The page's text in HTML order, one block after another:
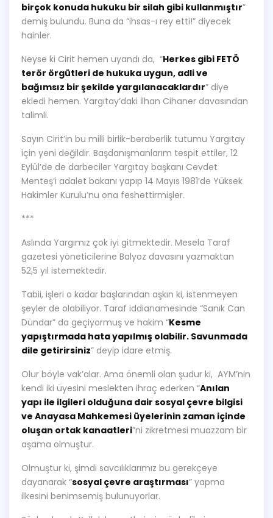
birçok konuda hukuku bir silah gibi kullanmıştır”
demiş bulundu. Buna da “ihsas-ı rey etti!” diyecek
hainler.
Neyse ki Cirit hemen uyandı da, “Herkes gibi FETÖ
terör örgütleri de hukuka uygun, adli ve
bağımsız bir şekilde yargılanacaklardır” diye
ekledi hemen. Yargıtay’daki İlhan Cihaner davasından
talimli.
Sayın Cirit’in bu milli birlik-beraberlik tutumu Yargıtay
için yeni değildir. Başdanışmanlarım tespit ettiler, 12
Eylül’de de darbeciler Yargıtay başkanı Cevdet
Menteş’i adalet bakanı yapıp 14 Mayıs 1981’de Yüksek
Hakimler Kurulu’nu ona feshettirmişler.
***
Aslında Yargımız çok iyi gitmektedir. Mesela Taraf
gazetesi yöneticilerine Balyoz davasını yazmaktan
52,5 yıl istemektedir.
Tabii, işleri o kadar başlarından aşkın ki, istenmeyen
şeyler de olabiliyor. Taraf iddianamesinde “Sanık Can
Dündar” da geçiyormuş ve hakim “Kesme
yapıştırmada hata yapılmış olabilir. Savunmada
dile getirirsiniz” deyip idare etmiş.
Olur böyle vak’alar. Ama önemli olan şudur ki, AYM’nin
kendi iki üyesini meslekten ihraç ederken “Anılan
yapı ile ilgileri olduğuna dair sosyal çevre bilgisi
ve Anayasa Mahkemesi üyelerinin zaman içinde
oluşan ortak kanaatleri”ni zikretmesi muazzam bir
aşama olmuştur.
Olmuştur ki, şimdi savcılıklarımız bu gerekçeye
dayanarak “sosyal çevre araştırması” yapma
ilkesini benimsemiş bulunuyorlar.